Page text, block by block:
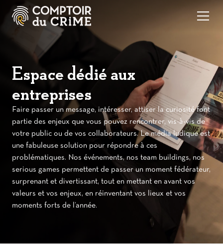
Espace dédié aux
entreprises
Faire passer un message, intéresser, attiser la curiosité font
partie des enjeux que vous pouvez rencontrer, vis-à-vis de
votre public ou de vos collaborateurs. Le média ludique est
une fabuleuse solution pour répondre à ces
problématiques. Nos événements, nos team buildings, nos
serious games permettent de passer un moment fédérateur,
surprenant et divertissant, tout en mettant en avant vos
valeurs et vos enjeux, en réinventant vos lieux et vos
moments forts de l’année.